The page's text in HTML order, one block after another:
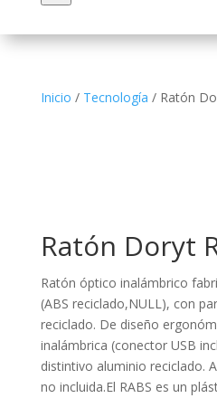
productos
Inicio / Tecnología / Ratón
Ratón Doryt
Ratón óptico inalámbrico
(ABS reciclado,NULL), con
reciclado. De diseño
inalámbrica (conector USB
distintivo aluminio reciclado.
no incluida.El RABS es un